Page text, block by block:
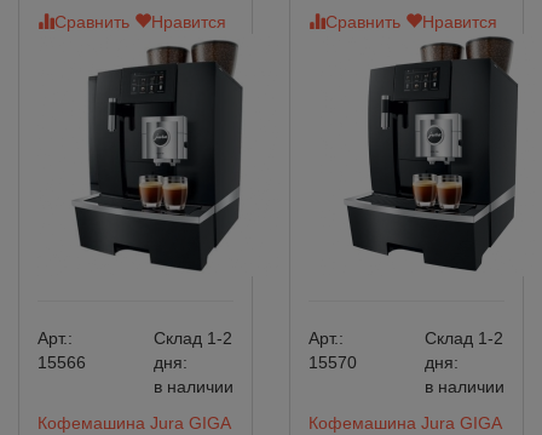
Сравнить Нравится
Арт.:
15566
Склад 1-2
дня:
в наличии
Кофемашина Jura GIGA
Сравнить Нравится
Арт.:
15570
Склад 1-2
дня:
в наличии
Кофемашина Jura GIGA